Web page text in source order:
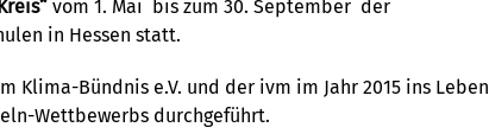
vom 1. Mai bis zum 30. September der
in Hessen statt.
Klima-Bündnis e.V. und der ivm im Jahr 2015 ins Leben
Wettbewerbs durchgeführt.